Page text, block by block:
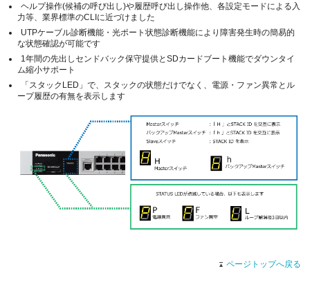
ヘルプ操作(候補の呼び出し)や履歴呼び出し操作他、各設定モードによる入
力等、業界標準のCLIに近づけました
UTPケーブル診断機能・光ポート状態診断機能により障害発生時の簡易的
な状態確認が可能です
1年間の先出しセンドバック保守提供とSDカードブート機能でダウンタイ
ム縮小サポート
「スタックLED」で、スタックの状態だけでなく、電源・ファン異常とル
ープ履歴の有無を表示します
ページトップへ戻る